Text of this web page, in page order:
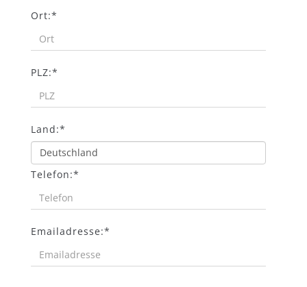
Ort:*
PLZ:*
Land:*
Telefon:*
Emailadresse:*